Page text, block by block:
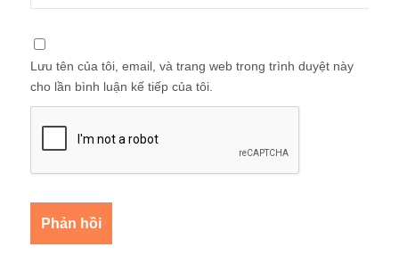
Lưu tên của tôi, email, và trang web trong trình duyệt này
cho lần bình luận kế tiếp của tôi.